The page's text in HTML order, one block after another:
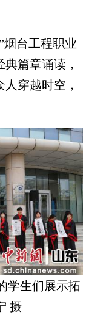
台工程职业
篇章诵读，
穿越时空，
学生们展示拓
摄